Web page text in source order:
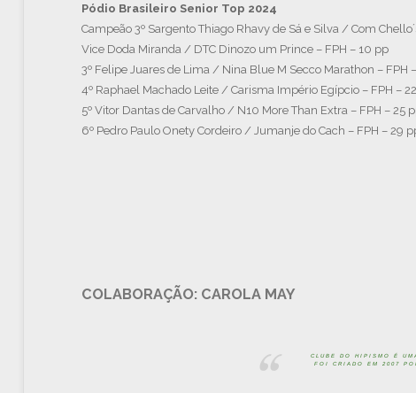
Pódio Brasileiro Senior Top 2024
Campeão 3º Sargento Thiago Rhavy de Sá e Silva / Com
Vice Doda Miranda / DTC Dinozo um Prince – FPH – 10 pp
3º Felipe Juares de Lima / Nina Blue M Secco Marathon – FPH
4º Raphael Machado Leite / Carisma Império Egípcio – FPH –
5º Vitor Dantas de Carvalho / N10 More Than Extra – FPH – 25
6º Pedro Paulo Onety Cordeiro / Jumanje do Cach – FPH – 29
COLABORAÇÃO: CAROLA MAY
CLUBE DO HIPISMO É
FOI CRIADO EM 2007